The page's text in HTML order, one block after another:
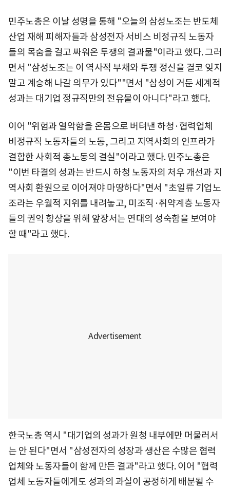
민주노총은 이날 성명을 통해 "오늘의 삼성노조는 반도체
산업 재해 피해자들과 삼성전자 서비스 비정규직 노동자
들의 목숨을 걸고 싸워온 투쟁의 결과물"이라고 했다. 그러
면서 "삼성노조는 이 역사적 부채와 투쟁 정신을 결코 잊지
말고 계승해 나갈 의무가 있다""면서 "삼성이 거둔 세계적
성과는 대기업 정규직만의 전유물이 아니다"라고 했다.
이어 "위험과 열악함을 온몸으로 버텨낸 하청·협력업체
비정규직 노동자들의 노동, 그리고 지역사회의 인프라가
결합한 사회적 총노동의 결실"이라고 했다. 민주노총은
"이번 타결의 성과는 반드시 하청 노동자의 처우 개선과 지
역사회 환원으로 이어져야 마땅하다"면서 "초일류 기업노
조라는 우월적 지위를 내려놓고, 미조직·취약계층 노동자
들의 권익 향상을 위해 앞장서는 연대의 성숙함을 보여야
할 때"라고 했다.
한국노총 역시 "대기업의 성과가 원청 내부에만 머물러서
는 안 된다"면서 "삼성전자의 성장과 생산은 수많은 협력
업체와 노동자들이 함께 만든 결과"라고 했다. 이어 "협력
업체 노동자들에게도 성과의 과실이 공정하게 배분될 수